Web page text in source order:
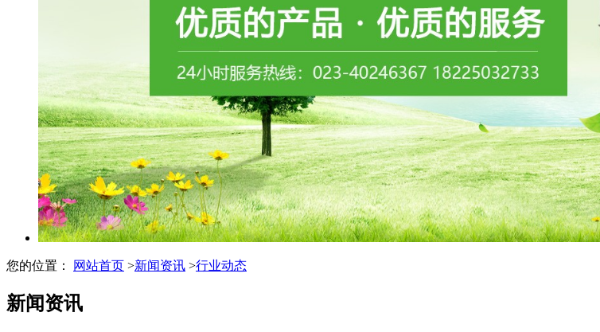
您的位置： 网站首页 >新闻资讯 >行业动态
新闻资讯